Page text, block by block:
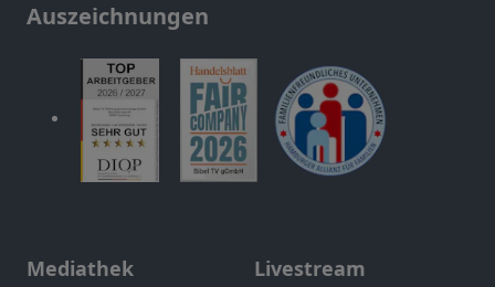
Auszeichnungen
Mediathek Livestream